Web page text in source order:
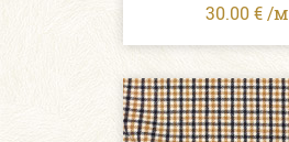
30.00 € /м